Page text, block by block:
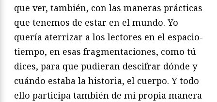
que ver, también, con las maneras prácticas
que tenemos de estar en el mundo. Yo
quería aterrizar a los lectores en el espacio-
tiempo, en esas fragmentaciones, como tú
dices, para que pudieran descifrar dónde y
cuándo estaba la historia, el cuerpo. Y todo
ello participa también de mi propia manera